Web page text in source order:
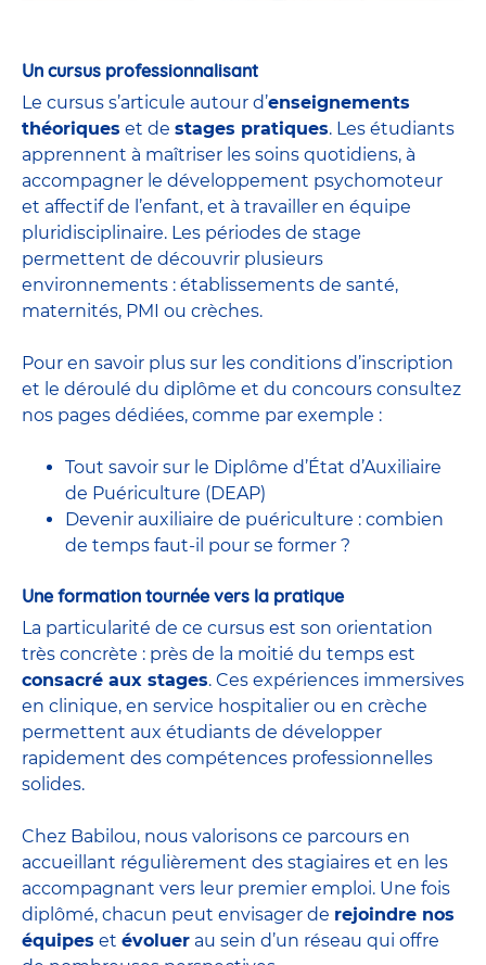
Un cursus professionnalisant
Le cursus s’articule autour d’enseignements
théoriques et de stages pratiques. Les étudiants
apprennent à maîtriser les soins quotidiens, à
accompagner le développement psychomoteur
et affectif de l’enfant, et à travailler en équipe
pluridisciplinaire. Les périodes de stage
permettent de découvrir plusieurs
environnements : établissements de santé,
maternités, PMI ou crèches.
Pour en savoir plus sur les conditions d’inscription
et le déroulé du diplôme et du concours consultez
nos pages dédiées, comme par exemple :
Tout savoir sur le Diplôme d’État d’Auxiliaire
de Puériculture (DEAP)
Devenir auxiliaire de puériculture : combien
de temps faut-il pour se former ?
Une formation tournée vers la pratique
La particularité de ce cursus est son orientation
très concrète : près de la moitié du temps est
consacré aux stages. Ces expériences immersives
en clinique, en service hospitalier ou en crèche
permettent aux étudiants de développer
rapidement des compétences professionnelles
solides.
Chez Babilou, nous valorisons ce parcours en
accueillant régulièrement des stagiaires et en les
accompagnant vers leur premier emploi. Une fois
diplômé, chacun peut envisager de rejoindre nos
équipes et évoluer au sein d’un réseau qui offre